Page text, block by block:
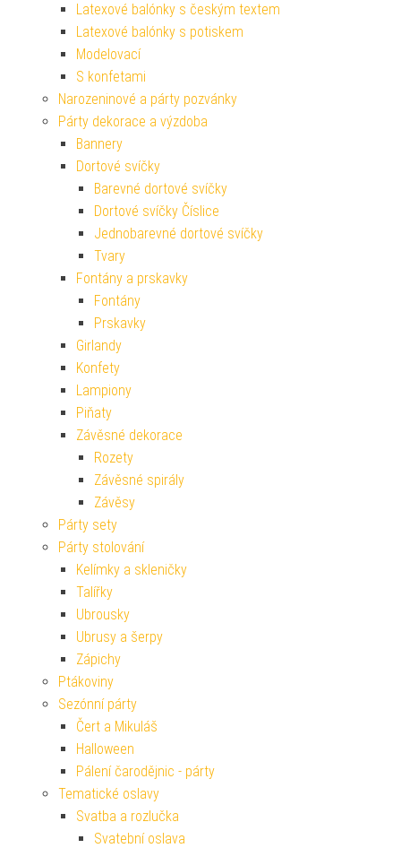
Latexové balónky s českým textem
Latexové balónky s potiskem
Modelovací
S konfetami
Narozeninové a párty pozvánky
Párty dekorace a výzdoba
Bannery
Dortové svíčky
Barevné dortové svíčky
Dortové svíčky Číslice
Jednobarevné dortové svíčky
Tvary
Fontány a prskavky
Fontány
Prskavky
Girlandy
Konfety
Lampiony
Piňaty
Závěsné dekorace
Rozety
Závěsné spirály
Závěsy
Párty sety
Párty stolování
Kelímky a skleničky
Talířky
Ubrousky
Ubrusy a šerpy
Zápichy
Ptákoviny
Sezónní párty
Čert a Mikuláš
Halloween
Pálení čarodějnic - párty
Tematické oslavy
Svatba a rozlučka
Svatební oslava